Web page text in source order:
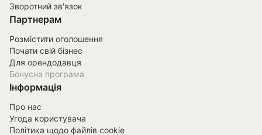
Зворотний зв'язок
Партнерам
Розмістити оголошення
Почати свій бізнес
Для орендодавця
Бонусна програма
Інформація
Про нас
Угода користувача
Політика щодо файлів cookie